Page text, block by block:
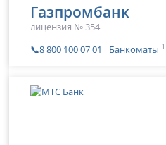
Газпромбанк
лицензия № 354
📞8 800 100 07 01
Банкоматы 1